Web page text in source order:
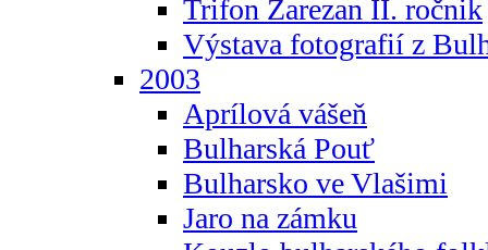
Trifon Zarezan II. ročnik
Výstava fotografií z
2003
Aprílová vášeň
Bulharská Pouť
Bulharsko ve Vlašimi
Jaro na zámku